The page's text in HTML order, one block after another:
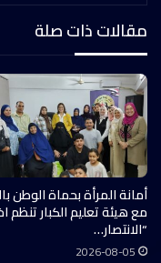
مقالات ذات صلة
أمانة المرأة بحماة الوطن
مع هيئة تعليم الكبار تنظم
“الانتصار…
2026-08-05